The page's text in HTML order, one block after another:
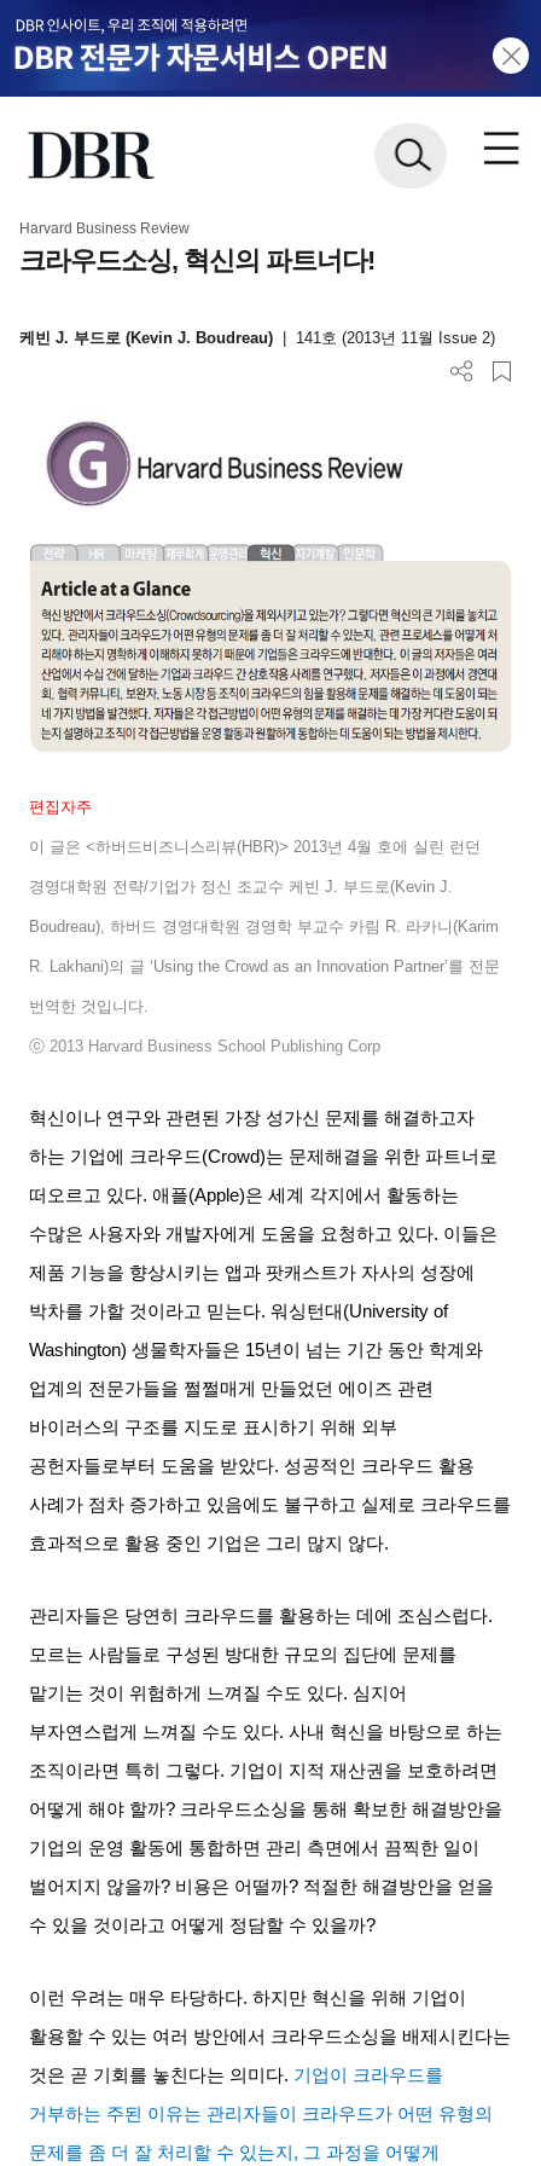
Harvard Business Review
크라우드소싱, 혁신의 파트너다!
케빈 J. 부드로 (Kevin J. Boudreau) 141호 (2013년 11월 Issue 2)
편집자주
이 글은 <하버드비즈니스리뷰(HBR)> 2013년 4월 호에 실린 런던
경영대학원 전략/기업가 정신 조교수 케빈 J. 부드로 (Kevin J.
Boudreau),하버드 경영대학원 경영학 부교수 카림 R. 라카니 (Karim
R. Lakhani)의 글 ‘Using the Crowd as an Innovation Partner’를 전문
번역한 것입니다
ⓒ 2013 Harvard Business School Publishing Corp
혁신이나 연구와 관련된 가장 성가신 문제를 해결하고자
하는 기업에 크라우드(Crowd)는 문제해결을 위한 파트너로
떠오르고 있다.애플(Apple)은 세계 각지에서 활동하는
수많은 사용자와 개발자에게 도움을 요청하고 있다. 이들은
제품 기능을 향상시키는 앱과 팟캐스트가 자사의 성장에
박차를 가할 것이라고 믿는다.워싱턴대 (University of
Washington)생물학자들은 15년이 넘는 기간 동안 학계와
업계의 전문가들을 쩔쩔매게 만들었던 에이즈 관련
바이러스의 구조를 지도로 표시하기 위해 외부
공헌자들로부터 도움을 받았다. 성공적인 크라우드 활용
사례가 점차 증가하고 있음에도 불구하고 실제로 크라우드를
효과적으로 활용 중인 기업은 그리 많지 않다.
관리자들은 당연히 크라우드를 활용하는 데에 조심스럽다.
모르는 사람들로 구성된 방대한 규모의 집단에 문제를
맡기는 것이 위험하게 느껴질 수도 있다. 심지어
부자연스럽게 느껴질 수도 있다.사내 혁신을 바탕으로 하는
조직이라면 특히 그렇다. 기업이 지적 재산권을 보호하려면
어떻게 해야 할까? 크라우드소싱을 통해 확보한 해결방안을
기업의 운영 활동에 통합하면 관리 측면에서 끔찍한 일이
벌어지지 않을까? 비용은 어떨까? 적절한 해결방안을 얻을
수 있을 것이라고 어떻게 정담할 수 있을까?
이런 우려는 매우 타당하다.하지만 혁신을 위해 기업이
활용할 수 있는 여러 방안에서 크라우드소싱을 배제시킨다는
것은 곧 기회를 놓친다는 의미다. 기업이 크라우드를
거부하는 주된 이유는 관리자들이 크라우드가 어떤 유형의
문제를 좀 더 잘 처리할 수 있는지 , 그 과정을 어떻게